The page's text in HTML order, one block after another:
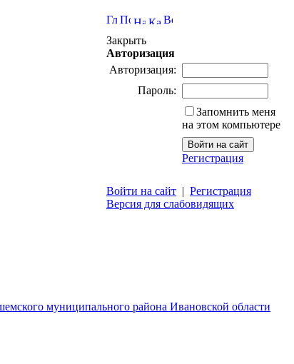
Закрыть
Авторизация
Авторизация:
Пароль:
Запомнить меня
на этом компьютере
Регистрация
Войти на сайт | Регистрация
Версия для слабовидящих
муниципального района Ивановской области